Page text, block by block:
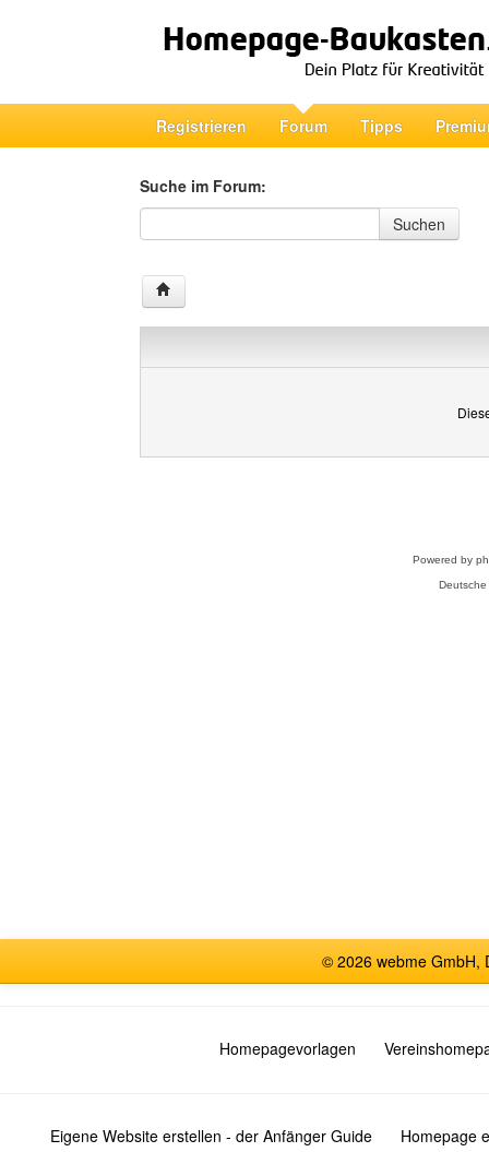
Registrieren Forum Tipps
Suche im Forum:
Suche im Forum
Suchen
Powered by
© 2026 webme GmbH,
Homepagevorlagen
Eigene Website erstellen - der Anfänger Guide Homepage